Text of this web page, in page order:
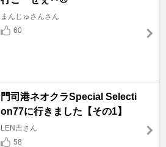
まんじゅさんさん
60
門司港ネオクラSpecial Selecti
on77に行きました【その1】
LEN吉さん
58